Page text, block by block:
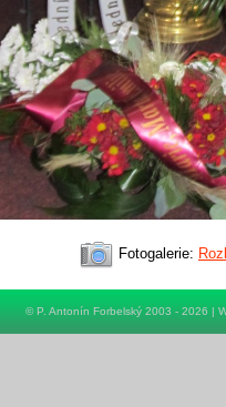
Fotogalerie:
© P. Antonín Forbelský 2003 - 2026 |